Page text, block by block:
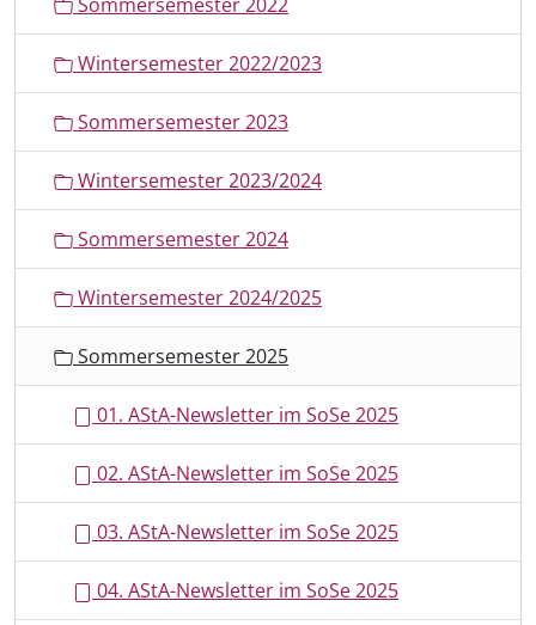
Wintersemester 2022/2023
Sommersemester 2023
Wintersemester 2023/2024
Sommersemester 2024
Wintersemester 2024/2025
Sommersemester 2025
01. AStA-Newsletter im SoSe 2025
02. AStA-Newsletter im SoSe 2025
03. AStA-Newsletter im SoSe 2025
04. AStA-Newsletter im SoSe 2025